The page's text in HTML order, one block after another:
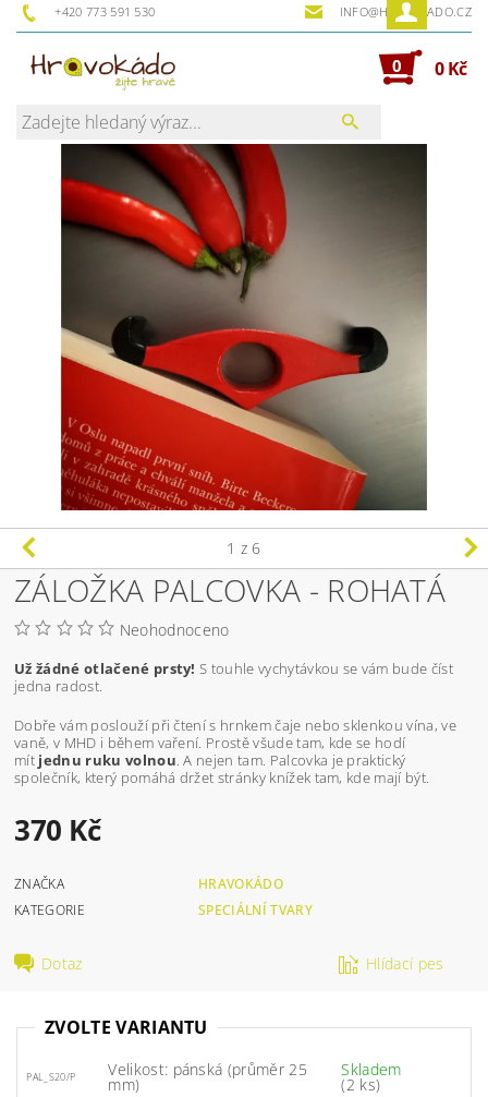
+420 773 591 530 INFO@HRAVOKADO.CZ
0 0 Kč
1 z 6
ZÁLOŽKA PALCOVKA - ROHATÁ
Neohodnoceno
Už žádné otlačené prsty! S touhle vychytávkou se vám bude číst
jedna radost.
Dobře vám poslouží při čtení s hrnkem čaje nebo sklenkou vína, ve
vaně, v MHD i během vaření. Prostě všude tam, kde se hodí
mít jednu ruku volnou . A nejen tam. Palcovka je praktický
společník, který pomáhá držet stránky knížek tam, kde mají být.
370 Kč
ZNAČKA
HRAVOKÁDO
KATEGORIE
SPECIÁLNÍ TVARY
Dotaz Hlídací pes
ZVOLTE VARIANTU
PAL_S20/P Velikost: pánská (průměr 25
mm)
Skladem
(2 ks)